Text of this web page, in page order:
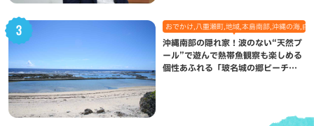
おでかけ,八重瀬町,地域,本島南部,沖縄の海,自
沖縄南部の隠れ家！波のない“天然プ
ール”で遊んで熱帯魚観察も楽しめる
個性あふれる「玻名城の郷ビーチ」